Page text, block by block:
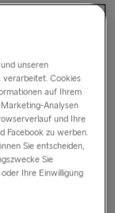
erhalten.
und -daten
Sie
und Tarifen
zu buchen.
unseren
verarbeitet. Cookies
auf Ihrem
Analysen
und Ihre
Facebook zu werben.
Sie entscheiden,
Sie
Ihre Einwilligung